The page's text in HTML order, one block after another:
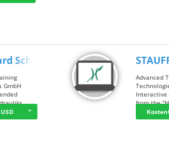
Schl…
GmbH
Advanced
Interactive
from the